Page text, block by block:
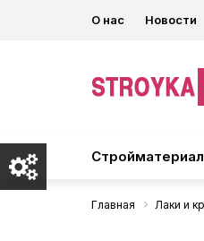
О нас Новости
Главная Лаки и